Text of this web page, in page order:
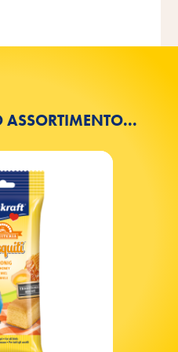
artificiali.
ASSORTIMENTO...